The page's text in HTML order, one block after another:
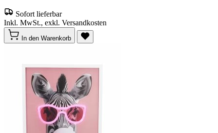
Sofort lieferbar
Inkl. MwSt., exkl. Versandkosten
In den Warenkorb